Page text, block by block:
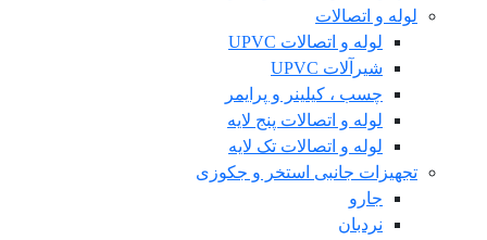
لوله و اتصالات
لوله و اتصالات UPVC
شیرآلات UPVC
چسب ، کیلینر و پرایمر
لوله و اتصالات پنج لایه
لوله و اتصالات تک لایه
تجهیزات جانبی استخر و جکوزی
جارو
نردبان